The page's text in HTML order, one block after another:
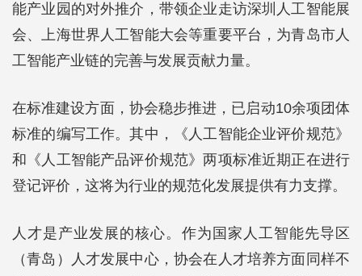
能产业园的对外推介，带领企业走访深圳人工智能展
会、上海世界人工智能大会等重要平台，为青岛市人
工智能产业链的完善与发展贡献力量。
在标准建设方面，协会稳步推进，已启动10余项团体
标准的编写工作。其中，《人工智能企业评价规范》
和《人工智能产品评价规范》两项标准近期正在进行
登记评价，这将为行业的规范化发展提供有力支撑。
人才是产业发展的核心。作为国家人工智能先导区
（青岛）人才发展中心，协会在人才培养方面同样不